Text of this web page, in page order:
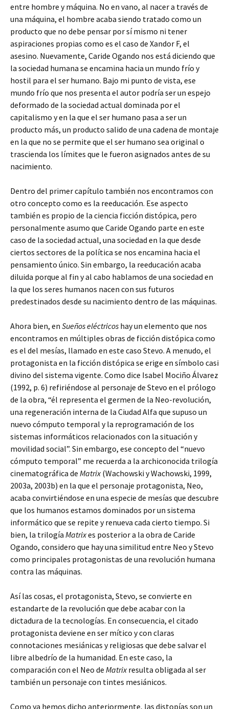
entre hombre y máquina. No en vano, al nacer a través de
una máquina, el hombre acaba siendo tratado como un
producto que no debe pensar por sí mismo ni tener
aspiraciones propias como es el caso de Xandor F, el
asesino. Nuevamente, Caride Ogando nos está diciendo que
la sociedad humana se encamina hacia un mundo frío y
hostil para el ser humano. Bajo mi punto de vista, ese
mundo frío que nos presenta el autor podría ser un espejo
deformado de la sociedad actual dominada por el
capitalismo y en la que el ser humano pasa a ser un
producto más, un producto salido de una cadena de montaje
en la que no se permite que el ser humano sea original o
trascienda los límites que le fueron asignados antes de su
nacimiento.
Dentro del primer capítulo también nos encontramos con
otro concepto como es la reeducación. Ese aspecto
también es propio de la ciencia ficción distópica, pero
personalmente asumo que Caride Ogando parte en este
caso de la sociedad actual, una sociedad en la que desde
ciertos sectores de la política se nos encamina hacia el
pensamiento único. Sin embargo, la reeducación acaba
diluida porque al fin y al cabo hablamos de una sociedad en
la que los seres humanos nacen con sus futuros
predestinados desde su nacimiento dentro de las máquinas.
Ahora bien, en Sueños eléctricos hay un elemento que nos
encontramos en múltiples obras de ficción distópica como
es el del mesías, llamado en este caso Stevo. A menudo, el
protagonista en la ficción distópica se erige en símbolo casi
divino del sistema vigente. Como dice Isabel Mociño Álvarez
(1992, p. 6) refiriéndose al personaje de Stevo en el prólogo
de la obra, “él representa el germen de la Neo-revolución,
una regeneración interna de la Ciudad Alfa que supuso un
nuevo cómputo temporal y la reprogramación de los
sistemas informáticos relacionados con la situación y
movilidad social”. Sin embargo, ese concepto del “nuevo
cómputo temporal” me recuerda a la archiconocida trilogía
cinematográfica de Matrix(Wachowski y Wachowski, 1999,
2003a, 2003b) en la que el personaje protagonista, Neo,
acaba convirtiéndose en una especie de mesías que descubre
que los humanos estamos dominados por un sistema
informático que se repite y renueva cada cierto tiempo. Si
bien, la trilogía Matrixes posterior a la obra de Caride
Ogando, considero que hay una similitud entre Neo y Stevo
como principales protagonistas de una revolución humana
contra las máquinas.
Así las cosas, el protagonista, Stevo, se convierte en
estandarte de la revolución que debe acabar con la
dictadura de la tecnologías. En consecuencia, el citado
protagonista deviene en ser mítico y con claras
connotaciones mesiánicas y religiosas que debe salvar el
libre albedrío de la humanidad. En este caso, la
comparación con el Neo de Matrixresulta obligada al ser
también un personaje con tintes mesiánicos.
Como ya hemos dicho anteriormente, las distopías son un